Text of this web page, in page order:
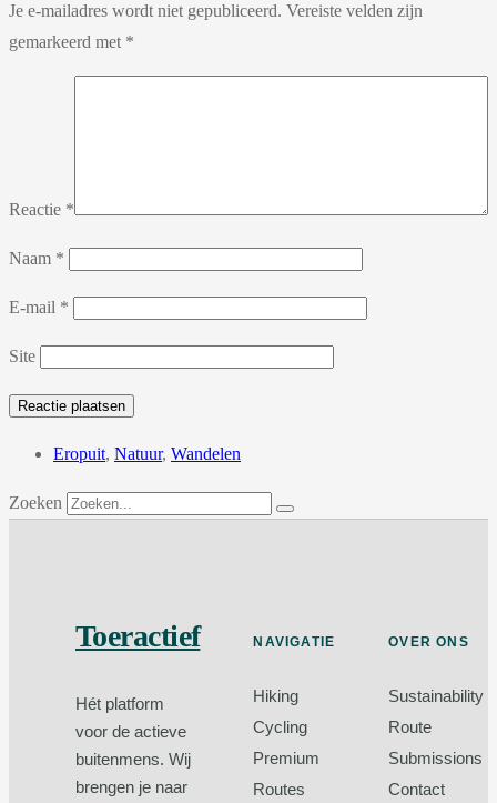
Je e-mailadres wordt niet gepubliceerd. Vereiste velden zijn
gemarkeerd met *
Reactie *
Naam *
E-mail *
Site
Eropuit, Natuur, Wandelen
Zoeken
Toeractief
Hét platform
voor de actieve
buitenmens. Wij
brengen je naar
NAVIGATIE
Hiking
Cycling
Premium
Routes
OVER ONS
Sustainability
Route
Submissions
Contact